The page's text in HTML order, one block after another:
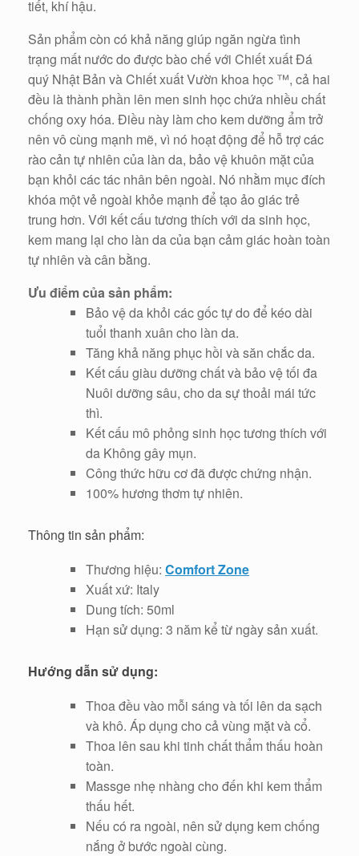
tiết, khí hậu.
Sản phẩm còn có khả năng giúp ngăn ngừa tình
trạng mất nước do được bào chế với Chiết xuất Đá
quý Nhật Bản và Chiết xuất Vườn khoa học ™, cả hai
đều là thành phần lên men sinh học chứa nhiều chất
chống oxy hóa. Điều này làm cho kem dưỡng ẩm trở
nên vô cùng mạnh mẽ, vì nó hoạt động để hỗ trợ các
rào cản tự nhiên của làn da, bảo vệ khuôn mặt của
bạn khỏi các tác nhân bên ngoài. Nó nhằm mục đích
khóa một vẻ ngoài khỏe mạnh để tạo ảo giác trẻ
trung hơn. Với kết cấu tương thích với da sinh học,
kem mang lại cho làn da của bạn cảm giác hoàn toàn
tự nhiên và cân bằng.
Ưu điểm của sản phẩm:
Bảo vệ da khỏi các gốc tự do để kéo dài
tuổi thanh xuân cho làn da.
Tăng khả năng phục hồi và săn chắc da.
Kết cấu giàu dưỡng chất và bảo vệ tối đa
Nuôi dưỡng sâu, cho da sự thoải mái tức
thì.
Kết cấu mô phỏng sinh học tương thích với
da Không gây mụn.
Công thức hữu cơ đã được chứng nhận.
100% hương thơm tự nhiên.
Thông tin sản phẩm:
Thương hiệu: Comfort Zone
Xuất xứ: Italy
Dung tích: 50ml
Hạn sử dụng: 3 năm kể từ ngày sản xuất.
Hướng dẫn sử dụng:
Thoa đều vào mỗi sáng và tối lên da sạch
và khô. Áp dụng cho cả vùng mặt và cổ.
Thoa lên sau khi tinh chất thẩm thấu hoàn
toàn.
Massge nhẹ nhàng cho đến khi kem thẩm
thấu hết.
Nếu có ra ngoài, nên sử dụng kem chống
nắng ở bước ngoài cùng.